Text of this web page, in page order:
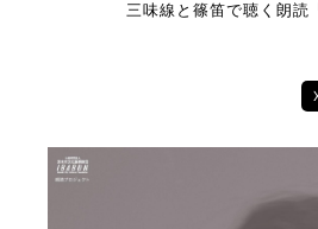
三味線と篠笛で聴く朗読